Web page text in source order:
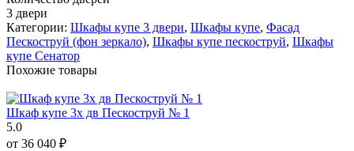
3 двери
Категории: Шкафы купе 3 двери, Шкафы купе, Фасад
Пескоструй (фон зеркало), Шкафы купе пескоструй, Шкафы
купе Сенатор
Похожие товары
Шкаф купе 3х дв Пескоструй № 1
5.0
от 36 040 ₽